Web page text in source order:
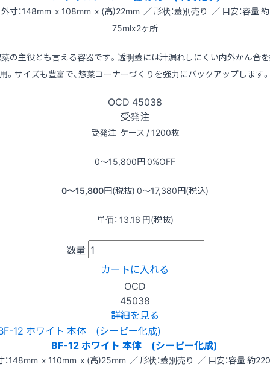
外寸：148mm x 108mm x (高)22mm ／ 形状：蓋別売り ／ 目安：容量 約
75mlx2ヶ所
の主役とも言える容器です。透明蓋には汁漏れしにくい内外かん合
用。サイズも豊富で、惣菜コーナーづくりを強力にバックアップします。
OCD 45038
受発注
受発注 ケース / 1200枚
0〜15,800円0%OFF
0〜15,800円(税抜) 0〜17,380円(税込)
単価： 13.16 円(税抜)
数量
カートに入れる
OCD
45038
詳細を見る
BF-12 ホワイト 本体 (シーピー化成)
：148mm x 110mm x (高)25mm ／ 形状：蓋別売り ／ 目安：容量 約